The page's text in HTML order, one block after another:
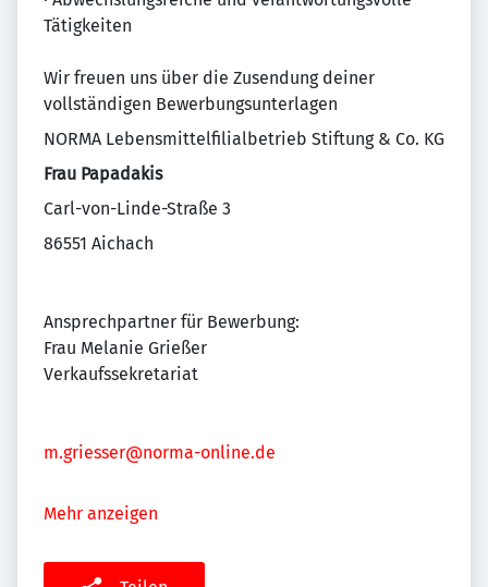
Tätigkeiten
Wir freuen uns über die Zusendung deiner
vollständigen Bewerbungsunterlagen
NORMA Lebensmittelfilialbetrieb Stiftung & Co. KG
Frau Papadakis
Carl-von-Linde-Straße 3
86551 Aichach
Ansprechpartner für Bewerbung:
Frau Melanie Grießer
Verkaufssekretariat
m.griesser@norma-online.de
Mehr anzeigen